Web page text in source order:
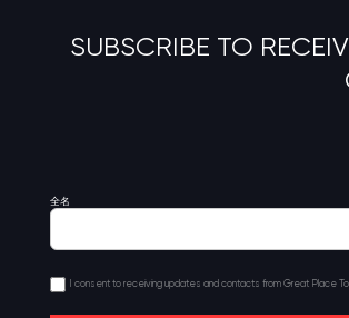
SUBSCRIBE TO
全名
p
I consent to receiving updates and contacts from Great Place